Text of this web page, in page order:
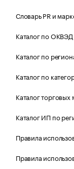
Словарь PR и
Каталог по ОКВЭД
Каталог по
Каталог по
Каталог торговых
Каталог ИП по
Правила
Правила